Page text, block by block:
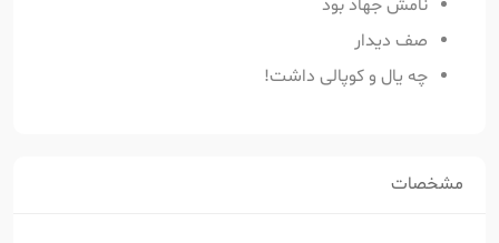
نامش جهاد بود
صف دیدار
چه یال و کوپالی داشت!
مشخصات